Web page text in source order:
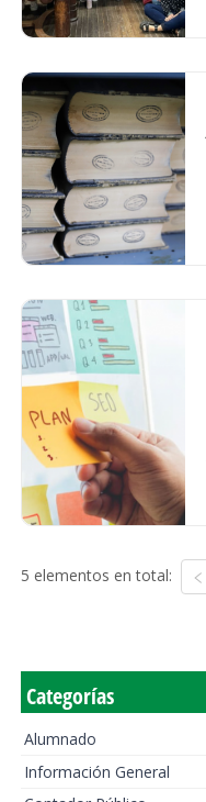
5 elementos en total:
Categorías
Alumnado
Información General